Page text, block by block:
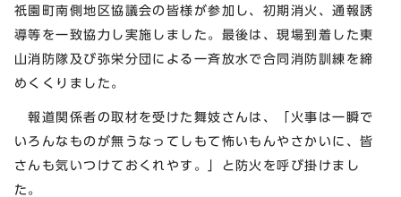
祇園町南側地区協議会の皆様が参加し、初期消火、通報誘
導等を一致協力し実施しました。最後は、現場到着した東
山消防隊及び弥栄分団による一斉放水で合同消防訓練を締
めくくりました。
報道関係者の取材を受けた舞妓さんは、「火事は一瞬で
いろんなものが無うなってしもて怖いもんやさかいに、皆
さんも気いつけておくれやす。」と防火を呼び掛けまし
た。